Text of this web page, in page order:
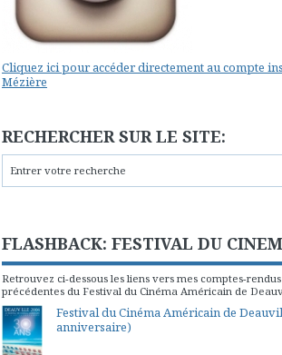
Cliquez ici pour accéder directement au compte
Mézière
RECHERCHER SUR LE SITE:
FLASHBACK: FESTIVAL DU
Retrouvez ci-dessous les liens vers mes comptes-
précédentes du Festival du Cinéma Américain de
Festival du Cinéma Américain de
anniversaire)